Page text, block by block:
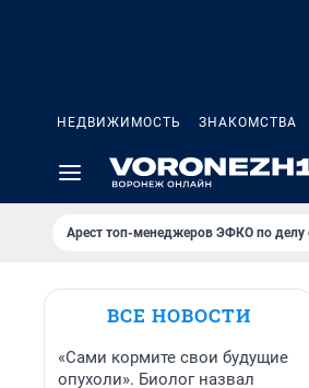
НЕДВИЖИМОСТЬ ЗНАКОМСТВА
Арест топ-менеджеров ЭФКО по делу
ВСЕ НОВОСТИ
«Сами кормите свои будущие
опухоли». Биолог назвал